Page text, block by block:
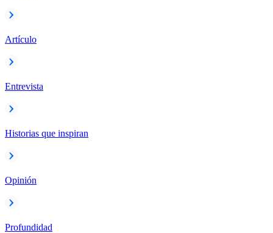
Artículo
Entrevista
Historias que inspiran
Opinión
Profundidad